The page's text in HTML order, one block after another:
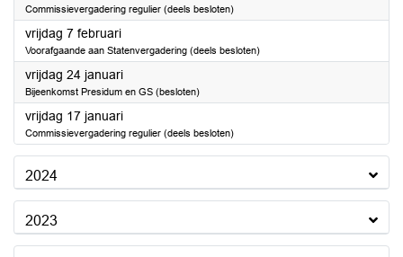
Commissievergadering regulier (deels besloten)
vrijdag 7 februari2025
Voorafgaande aan Statenvergadering (deels besloten)
vrijdag 24 januari2025
Bijeenkomst Presidum en GS (besloten)
vrijdag 17 januari2025
Commissievergadering regulier (deels besloten)
2024
2023